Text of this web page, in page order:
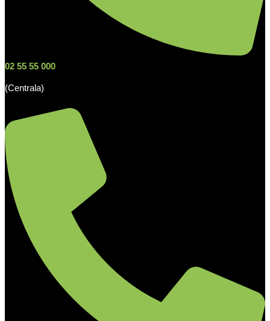
02 55 55 000
(Centrala)